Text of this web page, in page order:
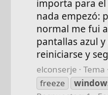
importa para
nada empezó:
normal me fui
pantallas azul
reiniciarse y
elconserje Tema
freeze